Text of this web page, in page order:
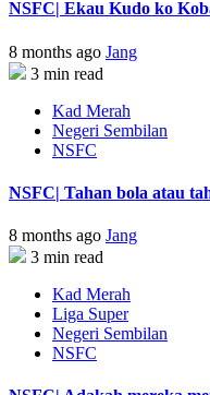
NSFC| Ekau Kudo ko
8 months ago Jang
3 min read
Kad Merah
Negeri Sembilan
NSFC
NSFC| Tahan bola atau
8 months ago Jang
3 min read
Kad Merah
Liga Super
Negeri Sembilan
NSFC